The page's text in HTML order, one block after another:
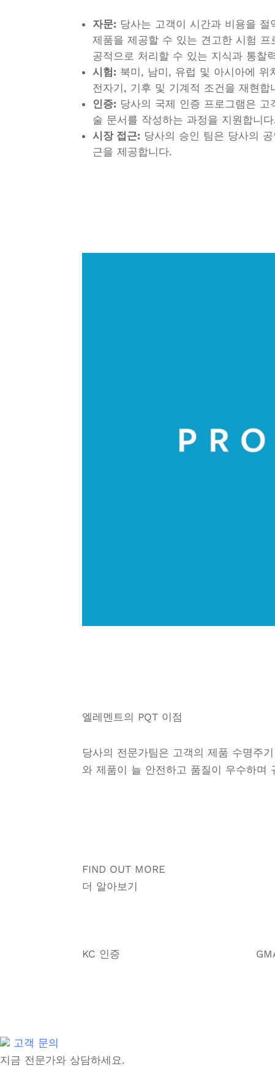
자문: 당사는 고객이 시간과 비용을
제품을 제공할 수 있는 견고한 시험
공적으로 처리할 수 있는 지식과 통찰
시험: 북미, 남미, 유럽 및 아시아에 위
전자기, 기후 및 기계적 조건을 재현합
인증: 당사의 국제 인증 프로그램은
술 문서를 작성하는 과정을 지원합니
시장 접근: 당사의 승인 팀은 당사의
근을 제공합니다.
엘레멘트의 PQT 이점
당사의 전문가팀은 고객의 제품 수명주
와 제품이 늘 안전하고 품질이 우수하며
FIND OUT MORE
더 알아보기
KC 인증
고객 문의
지금 전문가와 상담하세요.